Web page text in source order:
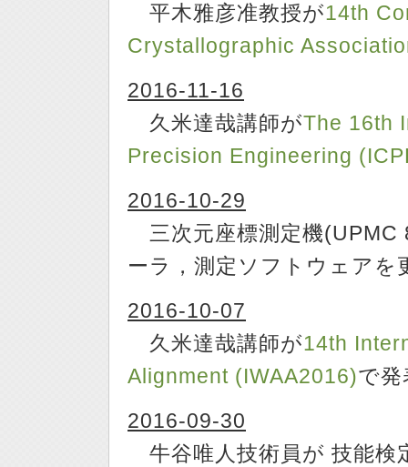
平木雅彦准教授が14th
Crystallographic
2016-11-16
久米達哉講師がThe 16th
Precision Engineering
2016-10-29
三次元座標測定機(UPMC
ーラ，測定ソフトウェア
2016-10-07
久米達哉講師が14th
Alignment (IWAA2016)で
2016-09-30
牛谷唯人技術員が 技能検